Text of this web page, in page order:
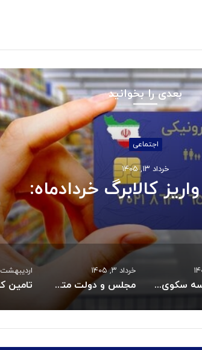
بعدی را بخوانید
اجتماعی
خرداد ۱۳, ۱۴۰۵
کالابرگ خردادماه:
بازگشت سه سکوی پارس جنوبی به مدار تولید
خرداد ۳, ۱۴۰۵
مجلس و دولت متعهد به حل بحران دارو و تجهیزات پزشکی شدند
اردیبهشت ۲۷, ۱۴۰۵